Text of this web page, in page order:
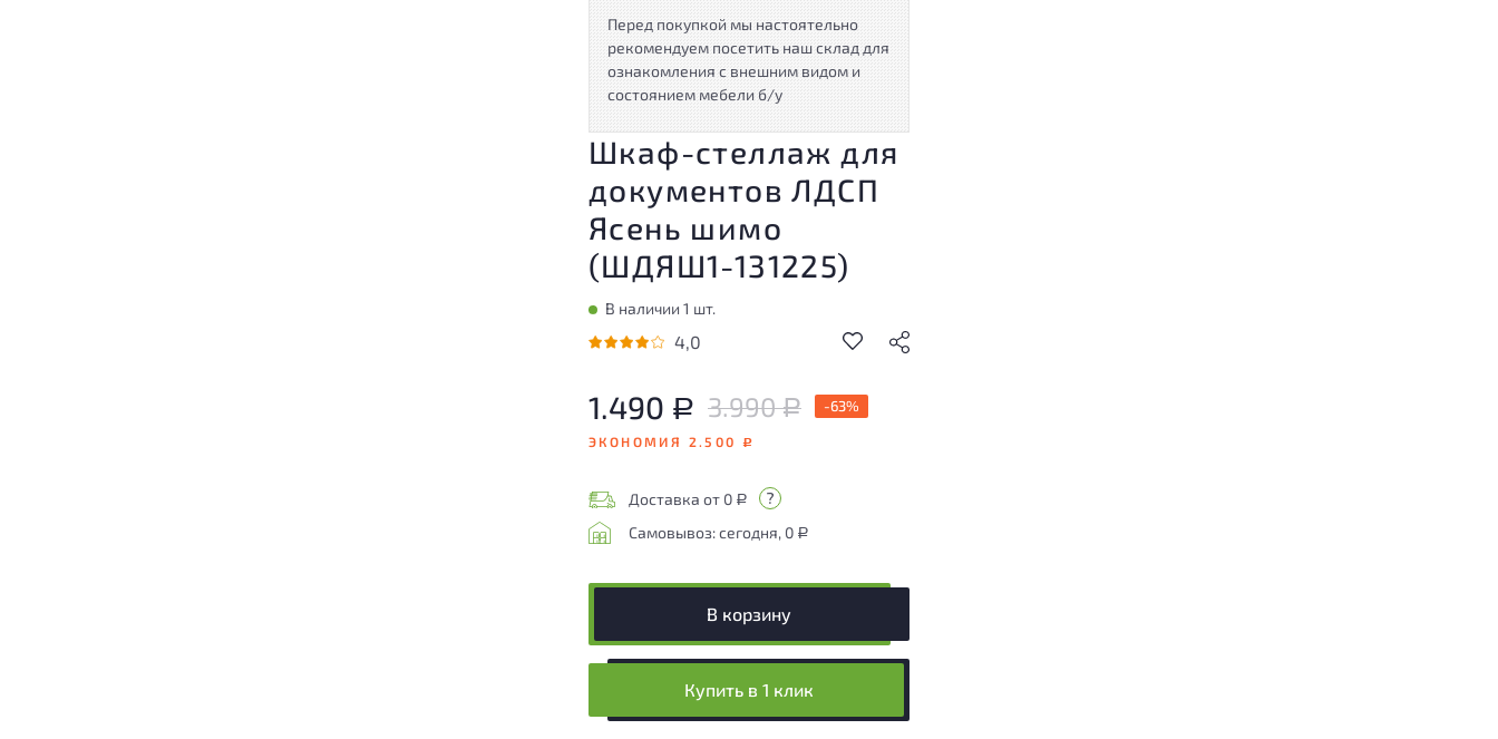
Перед покупкой мы настоятельно
рекомендуем посетить наш склад для
ознакомления с внешним видом и
состоянием мебели б/у
Шкаф-стеллаж для
документов ЛДСП
Ясень шимо
(ШДЯШ1-131225)
В наличии 1 шт.
4,0
1.490 Р 3.990Р -63%
ЭКОНОМИЯ 2.500 Р
Доставка от 0 Р
Самовывоз: сегодня, 0 Р
В корзину
Купить в 1 клик